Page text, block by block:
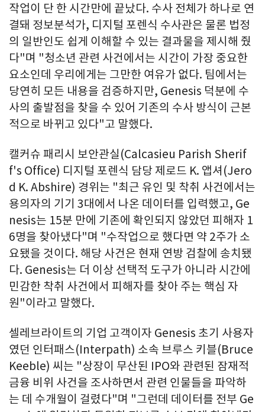
작업이 단 한 시간만에 끝났다. 수사 전체가 하나로 연
결돼 정보분석가, 디지털 포렌식 수사관은 물론 법정
의 일반인도 쉽게 이해할 수 있는 결과물을 제시해 줬
다"며 "청소년 관련 사건에서는 시간이 가장 중요한
요소인데 우리에게는 그만한 여유가 없다. 팀에서는
당연히 모든 내용을 검증하지만, Genesis 덕분에 수
사의 출발점을 찾을 수 있어 기존의 수사 방식이 근본
적으로 바뀌고 있다"고 말했다.
캘커슈 패리시 보안관실(Calcasieu Parish Sherif
f's Office) 디지털 포렌식 담당 제로드 K. 앱셔(Jero
d K. Abshire) 경위는 "최근 유인 및 착취 사건에서는
용의자의 기기 3대에서 나온 데이터를 입력했고, Ge
nesis는 15분 만에 기존에 확인되지 않았던 피해자 1
6명을 찾아냈다"며 "수작업으로 했다면 약 2주가 소
요됐을 것이다. 해당 사건은 현재 연방 검찰에 송치됐
다. Genesis는 더 이상 선택적 도구가 아니라 시간에
민감한 착취 사건에서 피해자를 찾아 주는 핵심 자
원"이라고 말했다.
셀레브라이트의 기업 고객이자 Genesis 초기 사용자
였던 인터패스(Interpath) 소속 브루스 키블(Bruce
Keeble) 씨는 "상장이 무산된 IPO와 관련된 잠재적
금융 비위 사건을 조사하면서 관련 인물들을 파악하
는 데 수개월이 걸렸다"며 "그런데 데이터를 전부 Ge